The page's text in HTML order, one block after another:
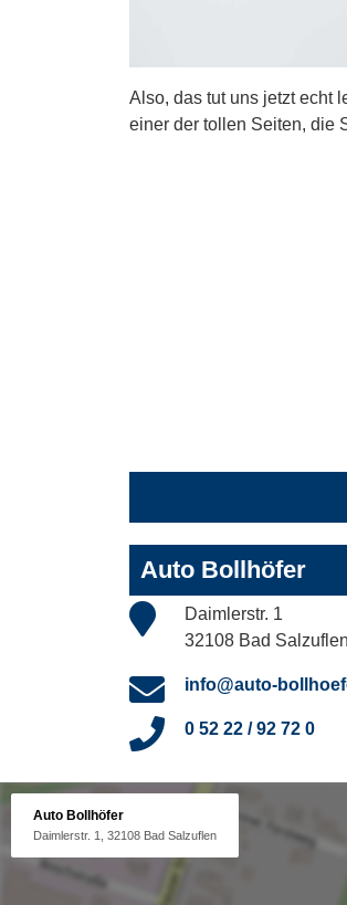
Also, das tut uns jetzt echt
einer der tollen Seiten, die
Auto Bollhöfer
Daimlerstr. 1
32108 Bad Salzuflen
info@auto-
0 52 22 / 92 72 0
Auto Bollhöfer
Daimlerstr. 1, 32108 Bad Salzuflen